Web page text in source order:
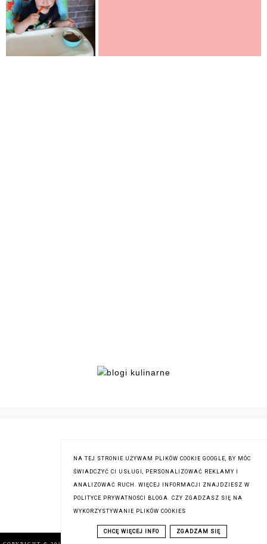
NA TEJ STRONIE UŻYWAM PLIKÓW COOKIE GOOGLE, BY MÓC
ŚWIADCZYĆ CI USŁUGI, PERSONALIZOWAĆ REKLAMY I
ANALIZOWAĆ RUCH. WIĘCEJ INFORMACJI ZNAJDZIESZ W
POLITYCE PRYWATNOŚCI BLOGA. CZY ZGADZASZ SIĘ NA
WYKORZYSTYWANIE PLIKÓW COOKIES
CHCĘ WIĘCEJ INFO ZGADZAM SIĘ